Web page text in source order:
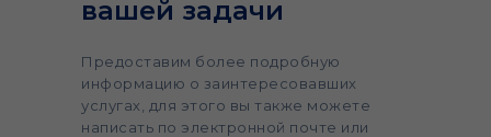
вашей задачи
Предоставим более подробную
информацию о заинтересовавших
услугах, для этого вы также можете
написать по электронной почте или